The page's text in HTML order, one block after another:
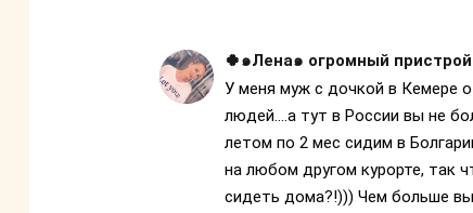
🍀๑Лена๑ огромный
У меня муж с дочкой в Кемере
людей....а тут в России вы не
летом по 2 мес сидим в
на любом другом курорте, так
сидеть дома?!))) Чем больше